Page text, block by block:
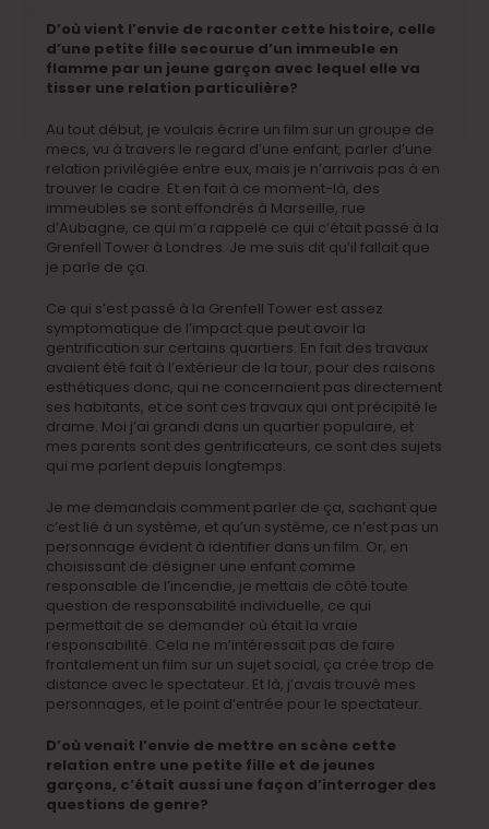
D’où vient l’envie de raconter cette histoire, celle
d’une petite fille secourue d’un immeuble en
flamme par un jeune garçon avec lequel elle va
tisser une relation particulière?
Au tout début, je voulais écrire un film sur un groupe de
mecs, vu à travers le regard d’une enfant, parler d’une
relation privilégiée entre eux, mais je n’arrivais pas à en
trouver le cadre. Et en fait à ce moment-là, des
immeubles se sont effondrés à Marseille, rue
d’Aubagne, ce qui m’a rappelé ce qui c’était passé à la
Grenfell Tower à Londres. Je me suis dit qu’il fallait que
je parle de ça.
Ce qui s’est passé à la Grenfell Tower est assez
symptomatique de l’impact que peut avoir la
gentrification sur certains quartiers. En fait des travaux
avaient été fait à l’extérieur de la tour, pour des raisons
esthétiques donc, qui ne concernaient pas directement
ses habitants, et ce sont ces travaux qui ont précipité le
drame. Moi j’ai grandi dans un quartier populaire, et
mes parents sont des gentrificateurs, ce sont des sujets
qui me parlent depuis longtemps.
Je me demandais comment parler de ça, sachant que
c’est lié à un système, et qu’un système, ce n’est pas un
personnage évident à identifier dans un film. Or, en
choisissant de désigner une enfant comme
responsable de l’incendie, je mettais de côté toute
question de responsabilité individuelle, ce qui
permettait de se demander où était la vraie
responsabilité. Cela ne m’intéressait pas de faire
frontalement un film sur un sujet social, ça crée trop de
distance avec le spectateur. Et là, j’avais trouvé mes
personnages, et le point d’entrée pour le spectateur.
D’où venait l’envie de mettre en scène cette
relation entre une petite fille et de jeunes
garçons, c’était aussi une façon d’interroger des
questions de genre?